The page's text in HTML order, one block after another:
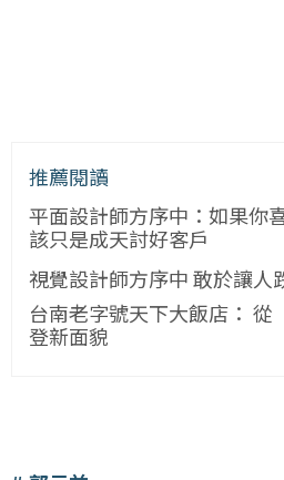
推薦閱讀
平面設計師方序中：如果你
該只是成天討好客戶
視覺設計師方序中 敢於讓人
台南老字號天下大飯店： 從
登新面貌